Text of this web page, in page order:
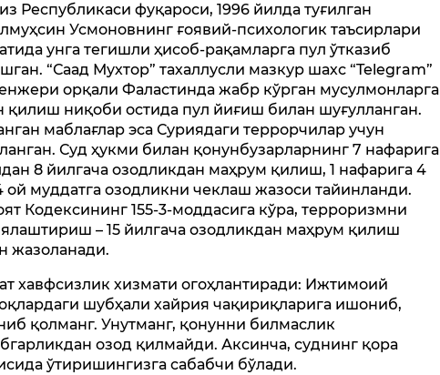
Республикаси фуқароси, 1996 йилда туғилган
Усмоновнинг ғоявий-психологик таъсирлари
унга тегишли ҳисоб-рақамларга пул ўтказиб
“Саад Мухтор” тахаллусли мазкур шахс “Telegram”
орқали Фаластинда жабр кўрган мусулмонларга
қилиш ниқоби остида пул йиғиш билан шуғулланган.
маблағлар эса Суриядаги террорчилар учун
Суд ҳукми билан қонунбузарларнинг 7 нафарига
8 йилгача озодликдан маҳрум қилиш, 1 нафарига 4
ой муддатга озодликни чеклаш жазоси тайинланди.
Кодексининг 155-3-моддасига кўра, терроризмни
– 15 йилгача озодликдан маҳрум қилиш
жазоланади.
хавфсизлик хизмати огоҳлантиради: Ижтимоий
шубҳали хайрия чақириқларига ишониб,
қолманг. Унутманг, қонунни билмаслик
озод қилмайди. Аксинча, суднинг қора
ўтиришингизга сабабчи бўлади.